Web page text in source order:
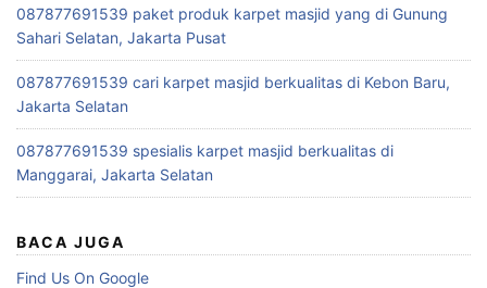
087877691539 paket produk karpet masjid yang di Gunung
Sahari Selatan, Jakarta Pusat
087877691539 cari karpet masjid berkualitas di Kebon Baru,
Jakarta Selatan
087877691539 spesialis karpet masjid berkualitas di
Manggarai, Jakarta Selatan
BACA JUGA
Find Us On Google